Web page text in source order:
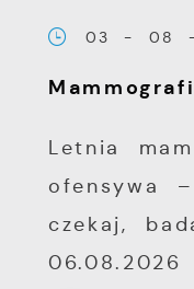
03 - 08 -
Letnia
ofensywa
czekaj,